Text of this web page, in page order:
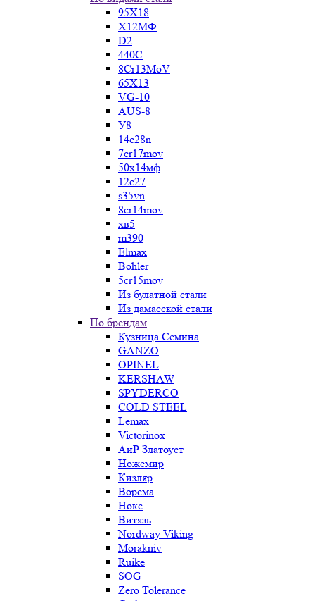
95Х18
Х12МФ
D2
440C
8Cr13MoV
65Х13
VG-10
AUS-8
У8
14c28n
7cr17mov
50х14мф
12c27
s35vn
8cr14mov
хв5
m390
Elmax
Bohler
5cr15mov
Из булатной стали
Из дамасской стали
По брендам
Кузница Семина
GANZO
OPINEL
KERSHAW
SPYDERCO
COLD STEEL
Lemax
Victorinox
АиР Златоуст
Ножемир
Кизляр
Ворсма
Нокс
Витязь
Nordway Viking
Morakniv
Ruike
SOG
Zero Tolerance